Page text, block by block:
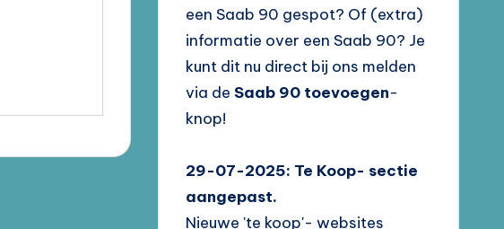
een Saab 90 gespot? Of (extra)
informatie over een Saab 90? Je
kunt dit nu direct bij ons melden
via deSaab 90 toevoegen-
knop!
29-07-2025: Te Koop- sectie
aangepast.
Nieuwe 'te koop'- websites